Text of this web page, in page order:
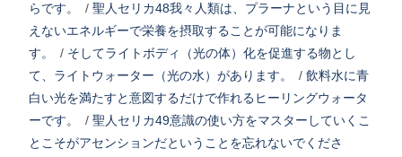
らです。
/ 聖人セリカ48我々人類は、プラーナという目に見
えないエネルギーで栄養を摂取することが可能になりま
す。
/ そしてライトボディ（光の体）化を促進する物とし
て、ライトウォーター（光の水）があります。
/ 飲料水に青
白い光を満たすと意図するだけで作れるヒーリングウォータ
ーです。
/ 聖人セリカ49意識の使い方をマスターしていくこ
とこそがアセンションだということを忘れないでくださ